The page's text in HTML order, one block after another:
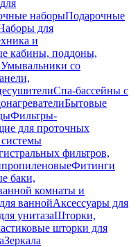
наборыПодарочные
для
и
кабины, поддоны,
Умывальники со
Спа-бассейны с
Бытовые
Фильтры-
для проточных
фильтров,
Фитинги
баки,
комнаты и
ваннойАксессуары для
унитазаШторки,
шторки для
Зеркала